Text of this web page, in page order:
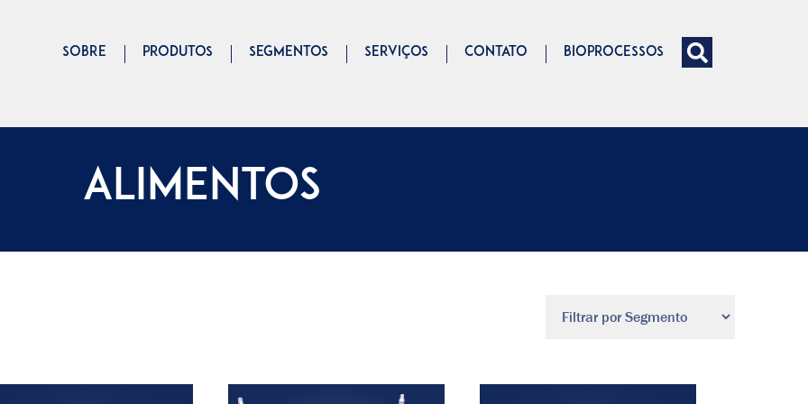
para
principal
SOBRE PRODUTOS SEGMENTOS SERVIÇOS CONTATO BIOPROCESSOS
ALIMENTOS